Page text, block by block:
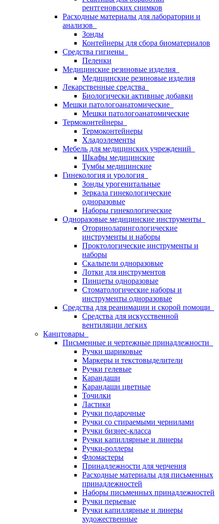
рентгеновских снимков
Расходные материалы для лаборатории и
анализов
Зонды
Контейнеры для сбора биоматериалов
Средства гигиены
Пеленки
Медицинские резиновые изделия
Медицинские резиновые изделия
Лекарственные средства
Биологически активные добавки
Мешки патологоанатомические
Мешки патологоанатомические
Термоконтейнеры
Термоконтейнеры
Хладоэлементы
Мебель для медицинских учреждений
Шкафы медицинские
Тумбы медицинские
Гинекология и урология
Зонды урогенитальные
Зеркала гинекологические
одноразовые
Наборы гинекологические
Одноразовые медицинские инструменты
Оториноларингологические
инструменты и наборы
Проктологические инструменты и
наборы
Скальпели одноразовые
Лотки для инструментов
Пинцеты одноразовые
Стоматологические наборы и
инструменты одноразовые
Средства для реанимации и скорой помощи
Средства для искусственной
вентиляции легких
Канцтовары
Письменные и чертежные принадлежности
Ручки шариковые
Маркеры и текстовыделители
Ручки гелевые
Карандаши
Карандаши цветные
Точилки
Ластики
Ручки подарочные
Ручки со стираемыми чернилами
Ручки бизнес-класса
Ручки капиллярные и линеры
Ручки-роллеры
Фломастеры
Принадлежности для черчения
Расходные материалы для письменных
принадлежностей
Наборы письменных принадлежностей
Ручки перьевые
Ручки капиллярные и линеры
художественные